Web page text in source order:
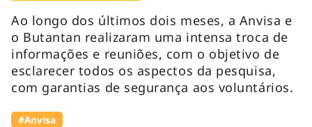
Ao longo dos últimos dois meses, a Anvisa e
o Butantan realizaram uma intensa troca de
informações e reuniões, com o objetivo de
esclarecer todos os aspectos da pesquisa,
com garantias de segurança aos voluntários.
#Anvisa